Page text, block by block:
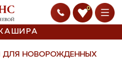
0
ДЛЯ НОВОРОЖДЕННЫХ